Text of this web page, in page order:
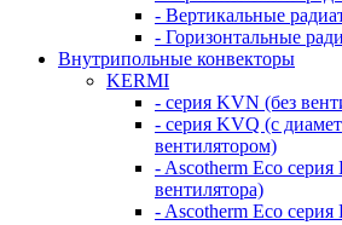
- Вертикальные
- Горизонтальные
Внутрипольные конвекторы
KERMI
- серия KVN (без
- серия KVQ (с
вентилятором)
- Ascotherm Eco серия
вентилятора)
- Ascotherm Eco